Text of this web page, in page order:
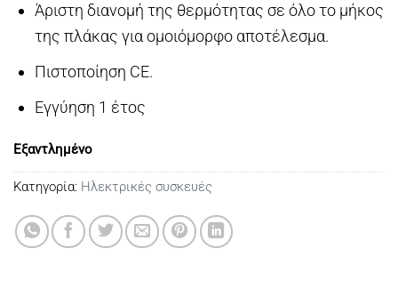
Άριστη διανομή της θερμότητας σε όλο το μήκος
της πλάκας για ομοιόμορφο αποτέλεσμα.
Πιστοποίηση CE.
Εγγύηση 1 έτος
Εξαντλημένο
Κατηγορία: Ηλεκτρικές συσκευές